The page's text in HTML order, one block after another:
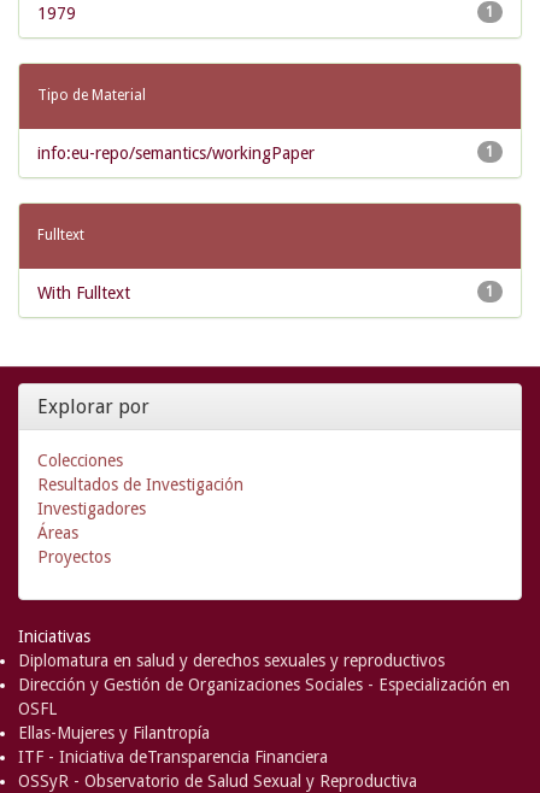
1
1979
Tipo de Material
1
info:eu-repo/semantics/workingPaper
Fulltext
1
With Fulltext
Explorar por
Colecciones
Resultados de Investigación
Investigadores
Áreas
Proyectos
Iniciativas
Diplomatura en salud y derechos sexuales y reproductivos
Dirección y Gestión de Organizaciones Sociales - Especialización en
OSFL
Ellas-Mujeres y Filantropía
ITF - Iniciativa deTransparencia Financiera
OSSyR - Observatorio de Salud Sexual y Reproductiva